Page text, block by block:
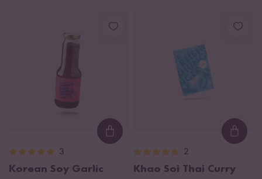
Loading...
3
Korean Soy Garlic
2
Khao Soi Thai Curry